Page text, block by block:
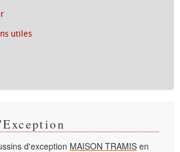
utiles
d'exception MAISON TRAMIS en